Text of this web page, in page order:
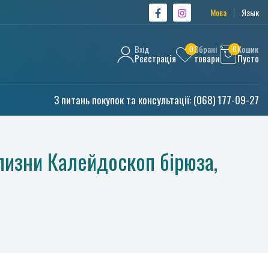
Мова Язык
Вхід
Реєстрація
0Обрані
товари
0Кошик
Пусто
З питань покупок та консультації: (068) 177-09-27
Калейдоскоп бірюза,